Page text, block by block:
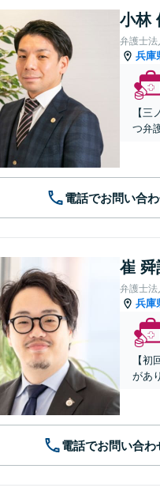
小林
弁護士
兵庫
【
つ弁
電話でお問い合
崔 舜
弁護士法
兵庫
【
があ
電話でお問い合わ